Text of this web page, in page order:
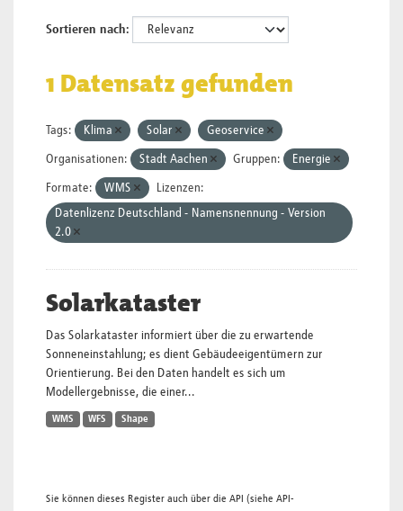
Sortieren nach
1 Datensatz gefunden
Tags: Klima Solar Geoservice
Organisationen: Stadt Aachen Gruppen: Energie
Formate: WMS
Lizenzen:
Datenlizenz Deutschland - Namensnennung - Version
2.0
Solarkataster
Das Solarkataster informiert über die zu erwartende
Sonneneinstahlung; es dient Gebäudeeigentümern zur
Orientierung. Bei den Daten handelt es sich um
Modellergebnisse, die einer...
WMS WFS Shape
Sie können dieses Register auch über die API (siehe API-